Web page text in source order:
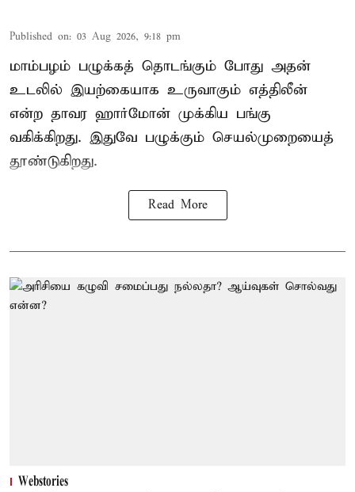
Published on: 03 Aug 2026, 9:18 pm
மாம்பழம் பழுக்கத் தொடங்கும் போது அதன்
உடலில் இயற்கையாக உருவாகும் எத்திலீன்
என்ற தாவர ஹார்மோன் முக்கிய பங்கு
வகிக்கிறது. இதுவே பழுக்கும் செயல்முறையைத்
தூண்டுகிறது.
Read More
Webstories